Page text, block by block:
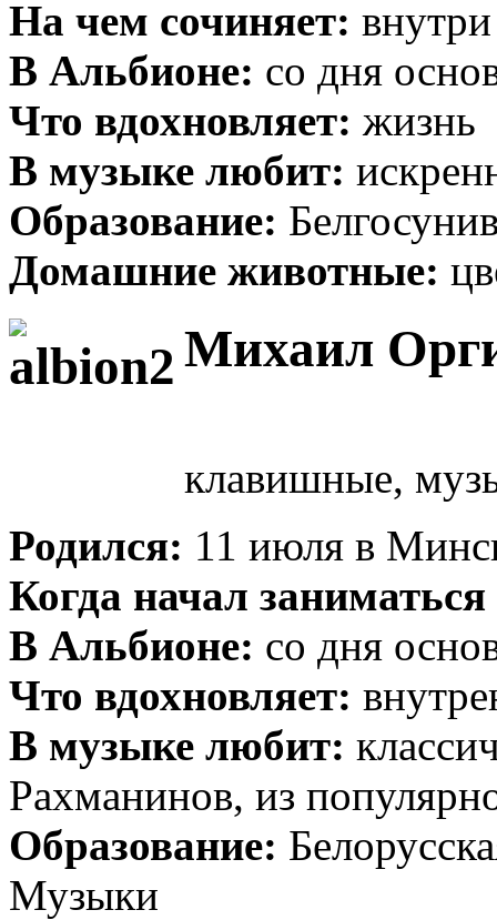
На чем сочиняет:
В Альбионе: со дня
Что вдохновляет: жизнь
В музыке любит:
Образование:
Домашние животные:
Михаил
клавишные,
Родился: 11 июля в
Когда начал
В Альбионе: со дня
Что вдохновляет:
В музыке любит:
Рахманинов, из
Образование:
Музыки